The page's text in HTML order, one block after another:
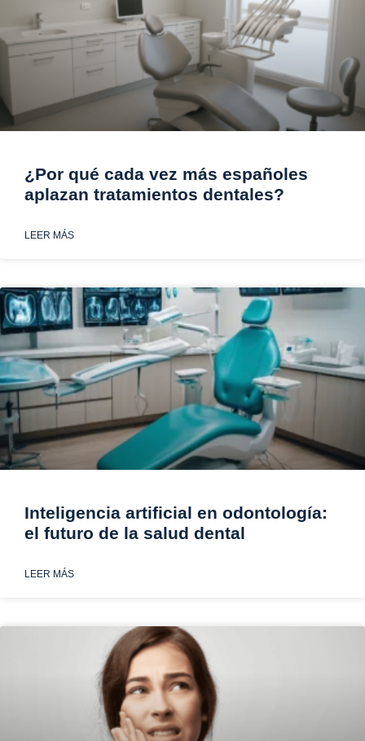
¿Por qué cada vez más españoles
aplazan tratamientos dentales?
LEER MÁS
Inteligencia artificial en odontología:
el futuro de la salud dental
LEER MÁS